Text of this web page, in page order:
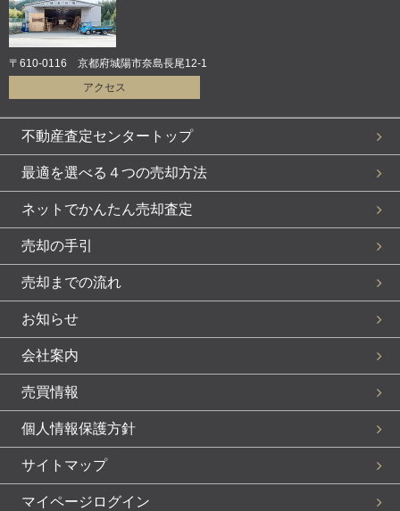
〒610-0116 京都府城陽市奈島長尾12-1
アクセス
不動産査定センタートップ
最適を選べる４つの売却方法
ネットでかんたん売却査定
売却の手引
売却までの流れ
お知らせ
会社案内
売買情報
個人情報保護方針
サイトマップ
マイページログイン